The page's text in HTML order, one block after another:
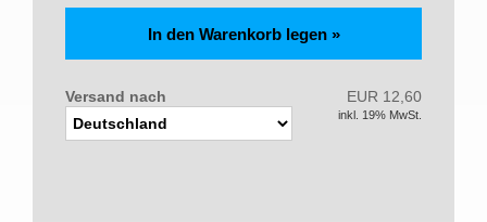
Versand nach EUR 12,60
inkl. 19% MwSt.